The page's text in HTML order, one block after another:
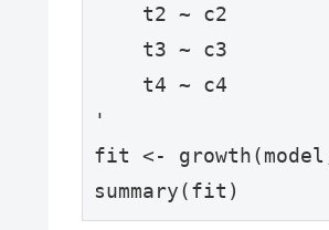
    t2 ~ c2
    t3 ~ c3
    t4 ~ c4
'
fit <-
summary(fit)